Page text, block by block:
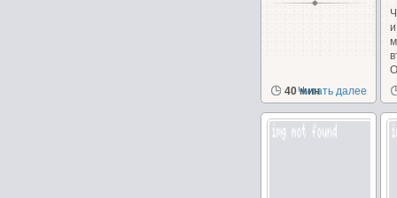
40 мин
Читать далее